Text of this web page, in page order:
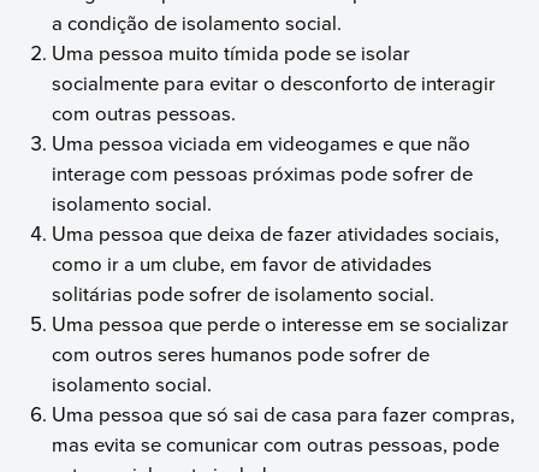
a condição de isolamento social.
Uma pessoa muito tímida pode se isolar
socialmente para evitar o desconforto de interagir
com outras pessoas.
Uma pessoa viciada em videogames e que não
interage com pessoas próximas pode sofrer de
isolamento social.
Uma pessoa que deixa de fazer atividades sociais,
como ir a um clube, em favor de atividades
solitárias pode sofrer de isolamento social.
Uma pessoa que perde o interesse em se socializar
com outros seres humanos pode sofrer de
isolamento social.
Uma pessoa que só sai de casa para fazer compras,
mas evita se comunicar com outras pessoas, pode